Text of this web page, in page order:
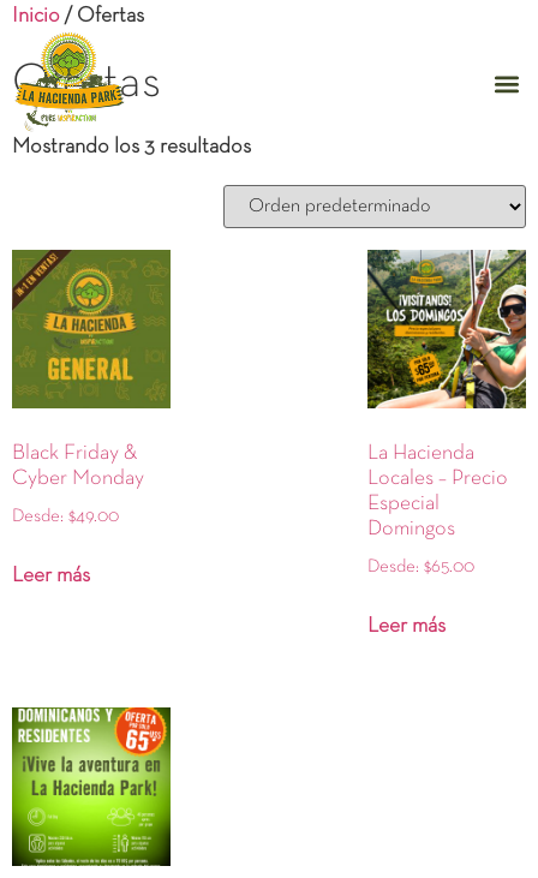
Inicio / Ofertas
Ofertas
Mostrando los 3 resultados
Black Friday &
Cyber Monday
Desde: $49.00
Leer más
La Hacienda
Locales – Precio
Especial
Domingos
Desde:$65.00
Leer más